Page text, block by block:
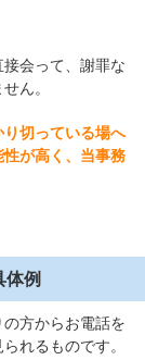
会って、謝罪な
ん。
切っている場へ
が高く、当事務
例
方からお電話を
れるものです。